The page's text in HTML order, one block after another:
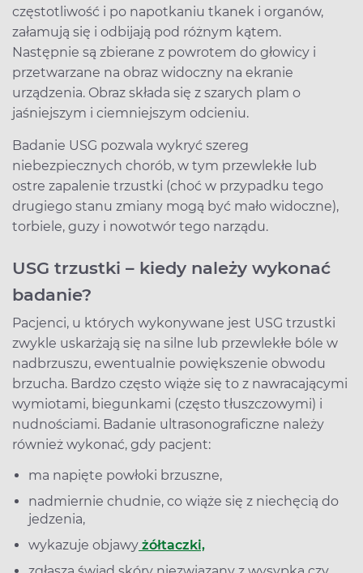
częstotliwość i po napotkaniu tkanek i organów,
załamują się i odbijają pod różnym kątem.
Następnie są zbierane z powrotem do głowicy i
przetwarzane na obraz widoczny na ekranie
urządzenia. Obraz składa się z szarych plam o
jaśniejszym i ciemniejszym odcieniu.
Badanie USG pozwala wykryć szereg
niebezpiecznych chorób, w tym przewlekłe lub
ostre zapalenie trzustki (choć w przypadku tego
drugiego stanu zmiany mogą być mało widoczne),
torbiele, guzy i nowotwór tego narządu.
USG trzustki – kiedy należy wykonać
badanie?
Pacjenci, u których wykonywane jest USG trzustki
zwykle uskarżają się na silne lub przewlekłe bóle w
nadbrzuszu, ewentualnie powiększenie obwodu
brzucha. Bardzo często wiąże się to z nawracającymi
wymiotami, biegunkami (często tłuszczowymi) i
nudnościami. Badanie ultrasonograficzne należy
również wykonać, gdy pacjent:
ma napięte powłoki brzuszne,
nadmiernie chudnie, co wiąże się z niechęcią do
jedzenia,
wykazuje objawy żółtaczki,